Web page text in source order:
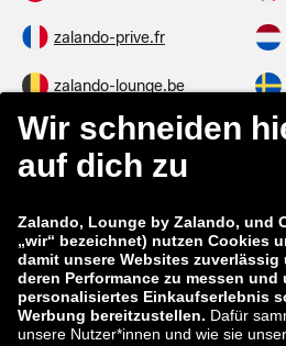
zalando-prive.fr
zalando-lounge.be
zalando-lounge.fi
zalando-lounge.co.uk
zalando-prive.es
zalando-lounge.lt
zalando-lounge.ro